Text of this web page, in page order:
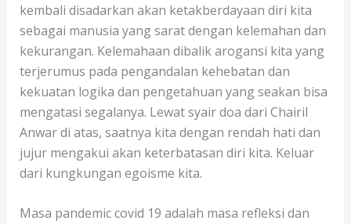
kembali disadarkan akan ketakberdayaan diri kita
sebagai manusia yang sarat dengan kelemahan dan
kekurangan. Kelemahaan dibalik arogansi kita yang
terjerumus pada pengandalan kehebatan dan
kekuatan logika dan pengetahuan yang seakan bisa
mengatasi segalanya. Lewat syair doa dari Chairil
Anwar di atas, saatnya kita dengan rendah hati dan
jujur mengakui akan keterbatasan diri kita. Keluar
dari kungkungan egoisme kita.
Masa pandemic covid 19 adalah masa refleksi dan